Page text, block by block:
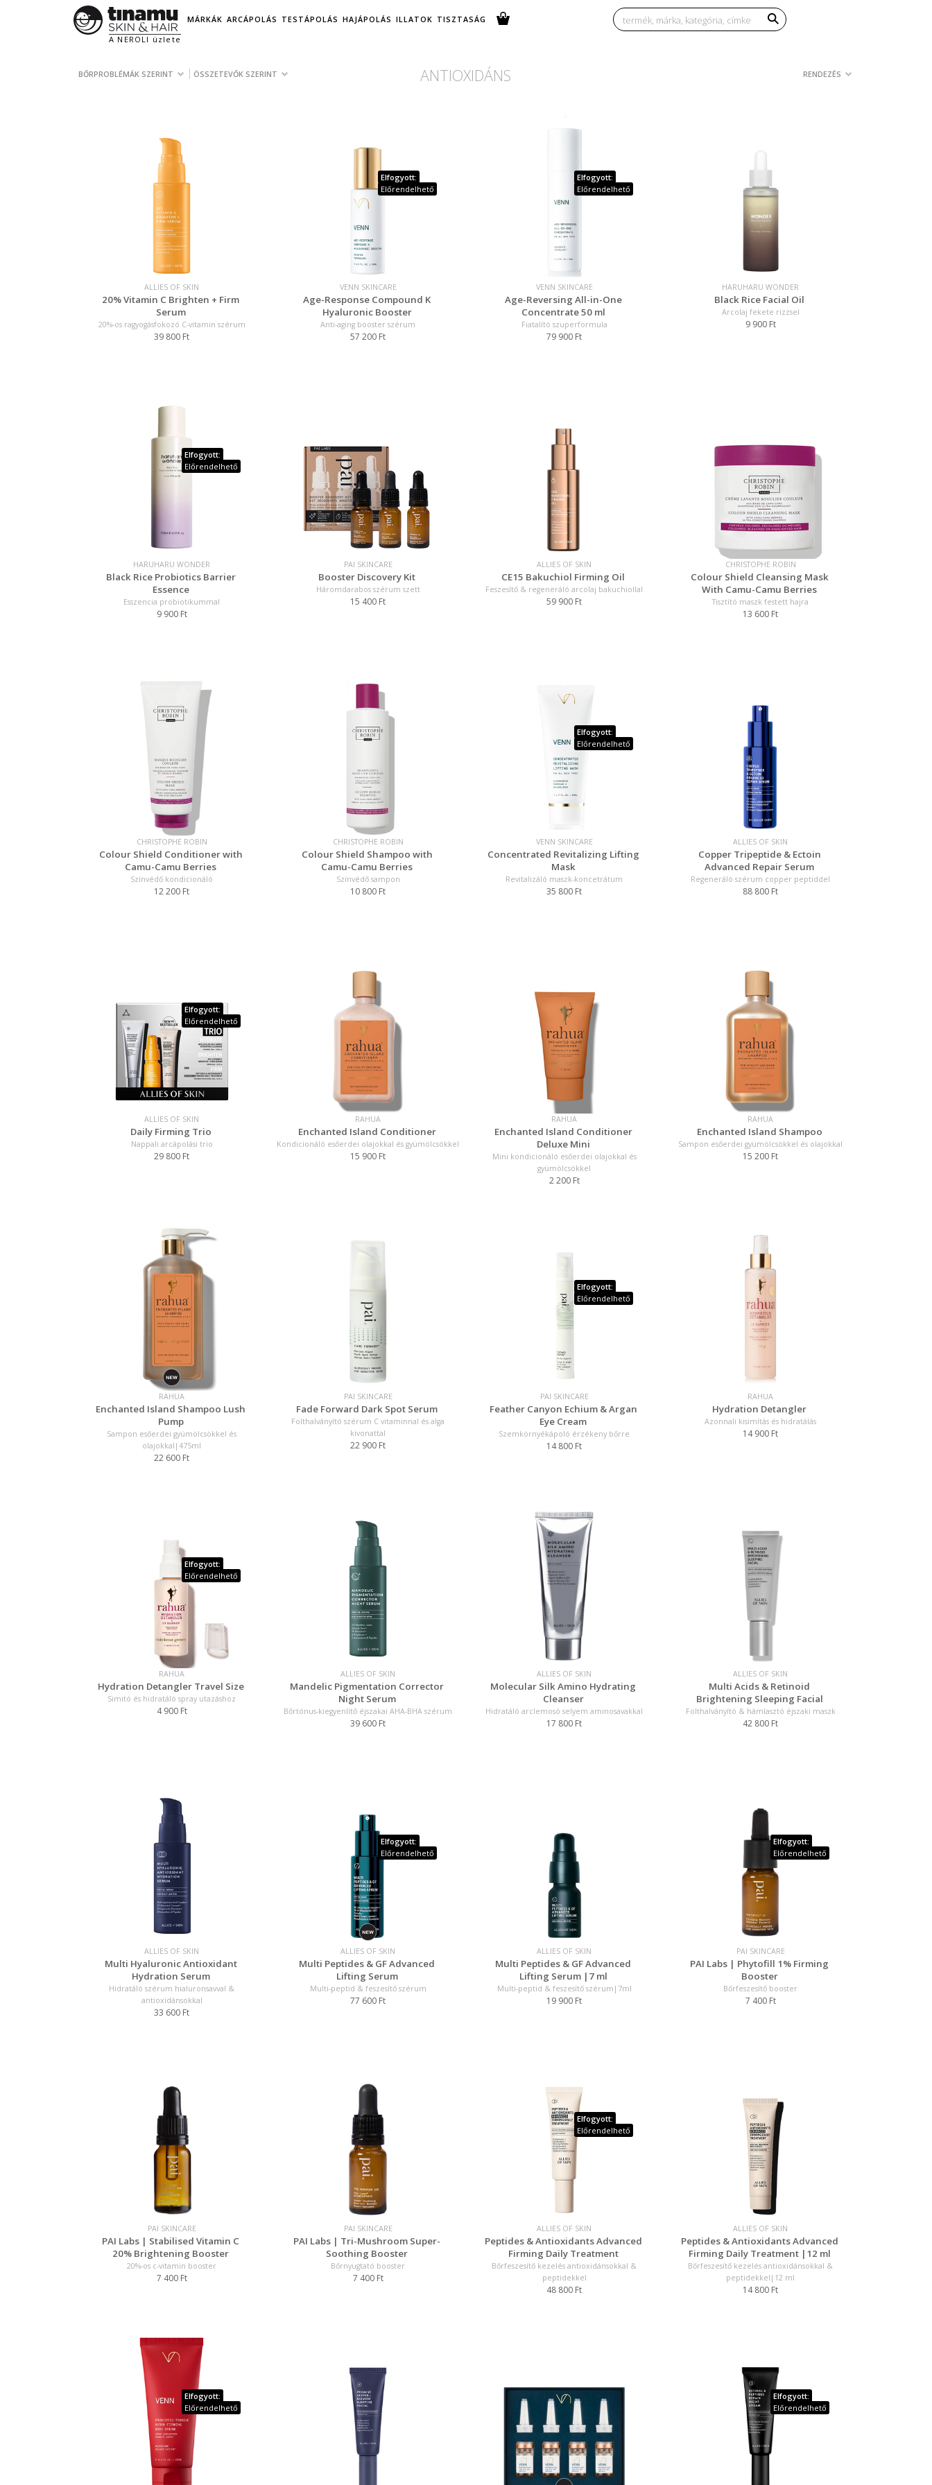
A NEROLI üzlete
MÁRKÁK ARCÁPOLÁS TESTÁPOLÁS HAJÁPOLÁS ILLATOK TISZTASÁG
BŐRPROBLÉMÁK SZERINT ÖSSZETEVŐK SZERINT ANTIOXIDÁNS RENDEZÉS
ALLIES OF SKIN
20% Vitamin C Brighten + Firm
Serum
20%-os ragyogásfokozó C-vitamin szérum
39 800 Ft
Elfogyott:
Előrendelhető
VENN SKINCARE
Age-Response Compound K
Hyaluronic Booster
Anti-aging booster szérum
57 200 Ft
Elfogyott:
Előrendelhető
VENN SKINCARE
Age-Reversing All-in-One
Concentrate 50 ml
Fiatalító szuperformula
79 900 Ft
HARUHARU WONDER
Black Rice Facial Oil
Arcolaj fekete rizzsel
9 900 Ft
Elfogyott:
Előrendelhető
HARUHARU WONDER
Black Rice Probiotics Barrier
Essence
Esszencia probiotikummal
9 900 Ft
PAI SKINCARE
Booster Discovery Kit
Háromdarabos szérum szett
15 400 Ft
ALLIES OF SKIN
CE15 Bakuchiol Firming Oil
Feszesítő & regeneráló arcolaj bakuchiollal
59 900 Ft
CHRISTOPHE ROBIN
Colour Shield Cleansing Mask
With Camu-Camu Berries
Tisztító maszk festett hajra
13 600 Ft
CHRISTOPHE ROBIN
Colour Shield Conditioner with
Camu-Camu Berries
Színvédő kondicionáló
12 200 Ft
CHRISTOPHE ROBIN
Colour Shield Shampoo with
Camu-Camu Berries
Színvédő sampon
10 800 Ft
Elfogyott:
Előrendelhető
VENN SKINCARE
Concentrated Revitalizing Lifting
Mask
Revitalizáló maszk-koncetrátum
35 800 Ft
ALLIES OF SKIN
Copper Tripeptide & Ectoin
Advanced Repair Serum
Regeneráló szérum copper peptiddel
88 800 Ft
Elfogyott:
Előrendelhető
ALLIES OF SKIN
Daily Firming Trio
Nappali arcápolási trio
29 800 Ft
RAHUA
Enchanted Island Conditioner
Kondicionáló esőerdei olajokkal és gyümölcsökkel
15 900 Ft
RAHUA
Enchanted Island Conditioner
Deluxe Mini
Mini kondicionáló esőerdei olajokkal és
gyümölcsökkel
2 200 Ft
RAHUA
Enchanted Island Shampoo
Sampon esőerdei gyümölcsökkel és olajokkal
15 200 Ft
RAHUA
Enchanted Island Shampoo Lush
Pump
Sampon esőerdei gyümölcsökkel és
olajokkal|475ml
22 600 Ft
PAI SKINCARE
Fade Forward Dark Spot Serum
Folthalványító szérum C vitaminnal és alga
kivonattal
22 900 Ft
Elfogyott:
Előrendelhető
PAI SKINCARE
Feather Canyon Echium & Argan
Eye Cream
Szemkörnyékápoló érzékeny bőrre
14 800 Ft
RAHUA
Hydration Detangler
Azonnali kisimítás és hidratálás
14 900 Ft
Elfogyott:
Előrendelhető
RAHUA
Hydration Detangler Travel Size
Simitó és hidratáló spray utazáshoz
4 900 Ft
ALLIES OF SKIN
Mandelic Pigmentation Corrector
Night Serum
Bőrtónus-kiegyenlítő éjszakai AHA-BHA szérum
39 600 Ft
ALLIES OF SKIN
Molecular Silk Amino Hydrating
Cleanser
Hidratáló arclemosó selyem aminosavakkal
17 800 Ft
ALLIES OF SKIN
Multi Acids & Retinoid
Brightening Sleeping Facial
Folthalványító & hámlasztó éjszaki maszk
42 800 Ft
ALLIES OF SKIN
Multi Hyaluronic Antioxidant
Hydration Serum
Hidratáló szérum hialuronsavval &
antioxidánsokkal
33 600 Ft
Elfogyott:
Előrendelhető
ALLIES OF SKIN
Multi Peptides & GF Advanced
Lifting Serum
Multi-peptid & feszesítő szérum
77 600 Ft
ALLIES OF SKIN
Multi Peptides & GF Advanced
Lifting Serum |7 ml
Multi-peptid & feszesítő szérum|7ml
19 900 Ft
Elfogyott:
Előrendelhető
PAI SKINCARE
PAI Labs | Phytofill 1% Firming
Booster
Bőrfeszesítő booster
7 400 Ft
PAI SKINCARE
PAI Labs | Stabilised Vitamin C
20% Brightening Booster
20%-os c-vitamin booster
7 400 Ft
PAI SKINCARE
PAI Labs | Tri-Mushroom Super-
Soothing Booster
Bőrnyugtató booster
7 400 Ft
Elfogyott:
Előrendelhető
ALLIES OF SKIN
Peptides & Antioxidants Advanced
Firming Daily Treatment
Bőrfeszesítő kezelés antioxidánsokkal &
peptidekkel
48 800 Ft
ALLIES OF SKIN
Peptides & Antioxidants Advanced
Firming Daily Treatment |12 ml
Bőrfeszesítő kezelés antioxidánsokkal &
peptidekkel|12 ml
14 800 Ft
Elfogyott:
Előrendelhető
Elfogyott:
Előrendelhető